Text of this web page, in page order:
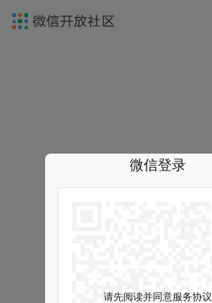
微信登录
请先阅读并同意服务协议